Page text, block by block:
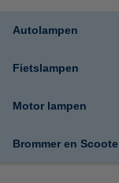
Autolampen
Fietslampen
Motor lampen
Brommer en